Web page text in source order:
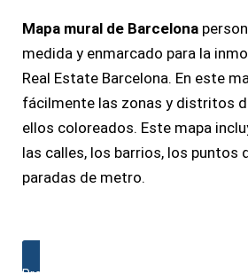
Mapa mural de Barcelona
medida y enmarcado para la
Real Estate Barcelona. En este
fácilmente las zonas y distritos
ellos coloreados. Este mapa
las calles, los barrios, los puntos
paradas de metro.